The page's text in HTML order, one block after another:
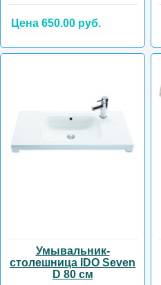
Цена 650.00 руб.
Умывальник-
столешница IDO Seven
D 80 см